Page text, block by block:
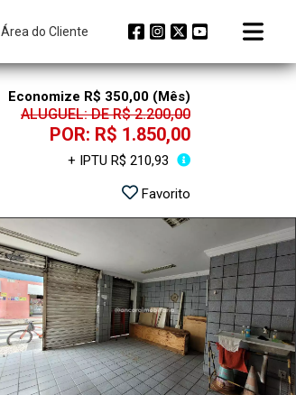
Área do Cliente
Economize R$ 350,00 (Mês)
ALUGUEL: DE R$ 2.200,00
POR: R$ 1.850,00
+ IPTU R$ 210,93
Favorito